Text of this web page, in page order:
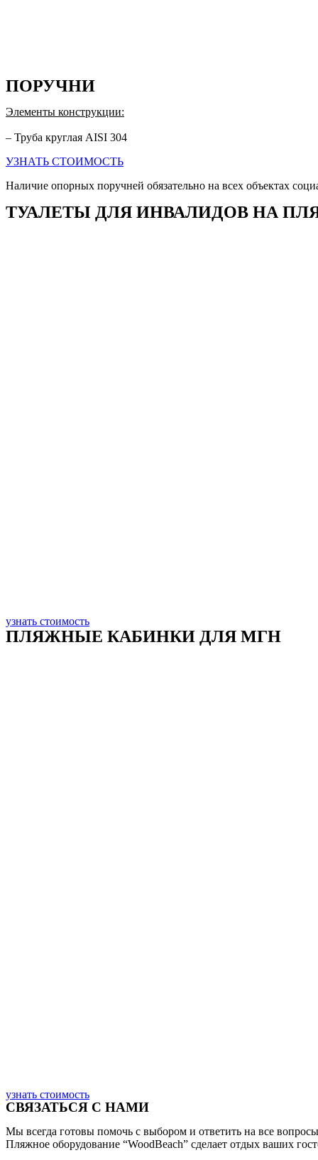
ПОРУЧНИ
Элементы конструкции:
– Труба круглая AISI 304
УЗНАТЬ СТОИМОСТЬ
Наличие опорных поручней обязательно на всех объектах
ТУАЛЕТЫ ДЛЯ ИНВАЛИДОВ НА
узнать стоимость
ПЛЯЖНЫЕ КАБИНКИ ДЛЯ МГН
узнать стоимость
СВЯЗАТЬСЯ С НАМИ
Мы всегда готовы помочь с выбором и ответить на все
Пляжное оборудование “WoodBeach” сделает отдых ваших